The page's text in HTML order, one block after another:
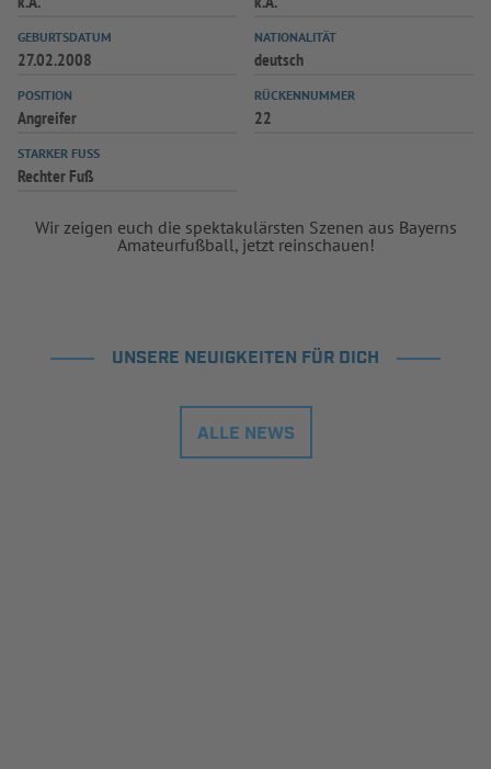
GEBURTSDATUM
27.02.2008
NATIONALITÄT
deutsch
POSITION
Angreifer
RÜCKENNUMMER
22
STARKER FUSS
Rechter Fuß
Wir zeigen euch die spektakulärsten Szenen aus Bayerns
Amateurfußball, jetzt reinschauen!
UNSERE NEUIGKEITEN FÜR DICH
ALLE NEWS